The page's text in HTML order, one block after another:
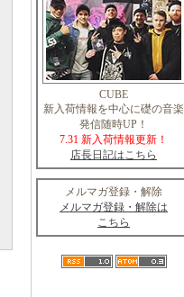
CUBE
新入荷情報を中心に礎の音楽
発信随時UP！
7.31 新入荷情報更新！
店長日記はこちら
メルマガ登録・解除
メルマガ登録・解除は
こちら